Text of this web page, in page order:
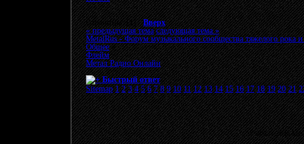
Страницы: [1]Вверх
« предыдущая тема следующая тема »
MetalRus - Форум музыкального сообщества тяжелого рока и
Общее»
Флейм»
Метал Радио Онлайн
Быстрый ответ
Sitemap 1 2 3 4 5 6 7 8 9 10 11 12 13 14 15 16 17 18 19 20 21
© 2003 - 2026